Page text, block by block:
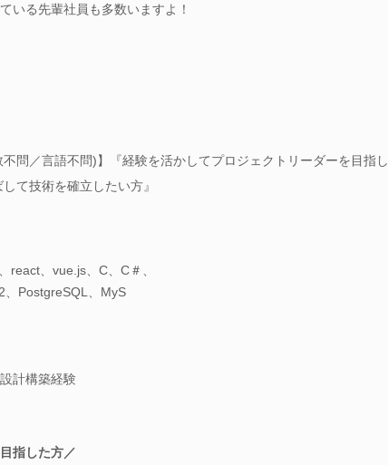
いる先輩社員も多数いますよ！
不問／言語不問)】『経験を活かしてプロジェクトリーダーを目指し
て技術を確立したい方』
react、vue.js、C、C＃、
、PostgreSQL、MyS
計構築経験
指した方／